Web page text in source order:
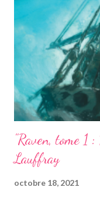
livre que je lis de
vengeance au goût
me suis beau...
"Raven, tome 1
Lauffray
octobre 18, 2021